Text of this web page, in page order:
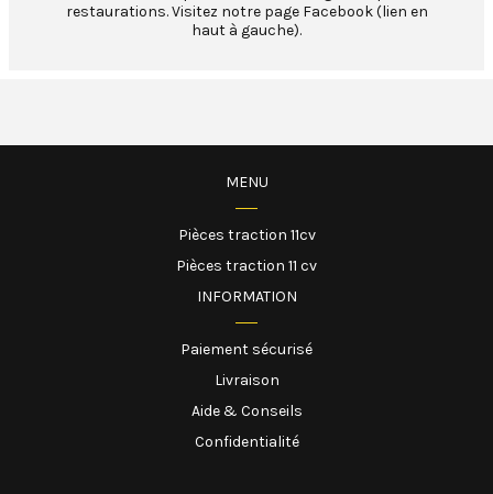
restaurations. Visitez notre page Facebook (lien en
haut à gauche).
MENU
Pièces traction 11cv
Pièces traction 11 cv
INFORMATION
Paiement sécurisé
Livraison
Aide & Conseils
Confidentialité